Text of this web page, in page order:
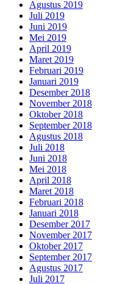
Agustus 2019
Juli 2019
Juni 2019
Mei 2019
April 2019
Maret 2019
Februari 2019
Januari 2019
Desember 2018
November 2018
Oktober 2018
September 2018
Agustus 2018
Juli 2018
Juni 2018
Mei 2018
April 2018
Maret 2018
Februari 2018
Januari 2018
Desember 2017
November 2017
Oktober 2017
September 2017
Agustus 2017
Juli 2017